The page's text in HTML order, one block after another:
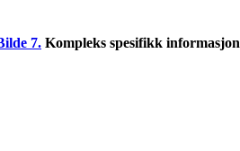
7. Kompleks spesifikk informasjon